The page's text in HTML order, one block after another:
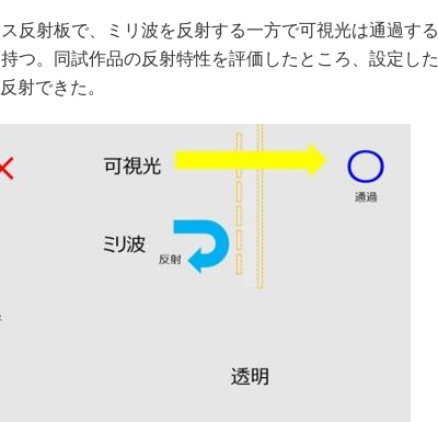
反射板で、ミリ波を反射する一方で可視光は通過する
つ。同試作品の反射特性を評価したところ、設定した
射できた。